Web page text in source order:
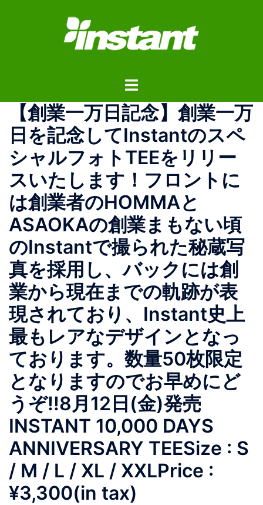
ス
ト
ル
メ
ニ
ー
【創業一万日記念】創業一万
日を記念してInstantのスペ
シャルフォトTEEをリリー
スいたします！フロントに
は創業者のHOMMAと
ASAOKAの創業まもない頃
のInstantで撮られた秘蔵写
真を採用し、バックには創
業から現在までの軌跡が表
現されており、Instant史上
最もレアなデザインとなっ
ております。数量50枚限定
となりますのでお早めにど
うぞ!!8月12日(金)発売
INSTANT 10,000 DAYS
ANNIVERSARY TEESize : S
/ M / L / XL / XXLPrice :
¥3,300(in tax)